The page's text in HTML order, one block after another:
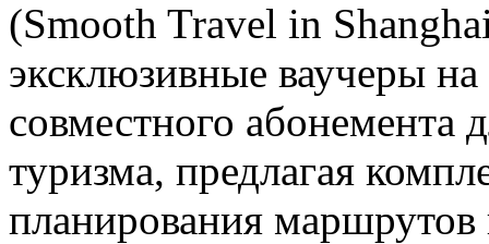
(Smooth Travel in
эксклюзивные ваучеры
совместного абонемента
туризма, предлагая
планирования маршрутов